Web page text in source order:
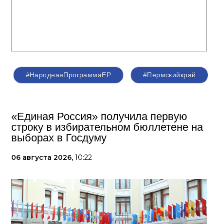
#НароднаяПрограммаЕР #Пермскийкрай
«Единая Россия» получила первую
строку в избирательном бюллетене на
выборах в Госдуму
06 августа 2026, 10:22